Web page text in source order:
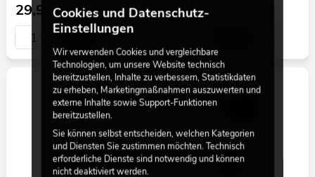
29,90€ 49,90
Cookies und Datenschutz-
Einstellungen
Wir verwenden Cookies und vergleichbare
Technologien, um unsere Website technisch
bereitzustellen, Inhalte zu verbessern, Statistikdaten
zu erheben, Marketingmaßnahmen auszuwerten und
externe Inhalte sowie Support-Funktionen
bereitzustellen.
Sie können selbst entscheiden, welchen Kategorien
und Diensten Sie zustimmen möchten. Technisch
erforderliche Dienste sind notwendig und können
nicht deaktiviert werden.